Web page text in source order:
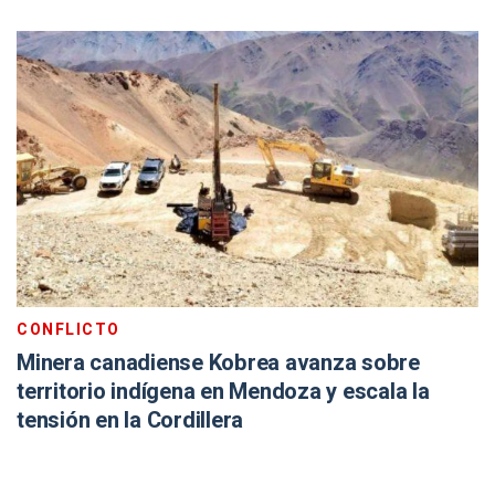
CONFLICTO
Minera canadiense Kobrea avanza sobre
territorio indígena en Mendoza y escala la
tensión en la Cordillera